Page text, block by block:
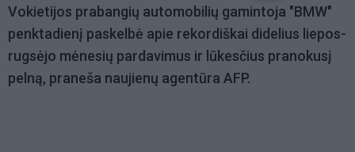
Vokietijos prabangių automobilių gamintoja "BMW"
penktadienį paskelbė apie rekordiškai didelius liepos-
rugsėjo mėnesių pardavimus ir lūkesčius pranokusį
pelną, praneša naujienų agentūra AFP.